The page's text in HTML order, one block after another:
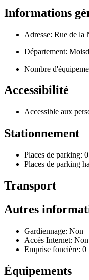
Informations
Adresse: Rue de la
Département:
Nombre
Accessibilité
Accessible aux
Stationnement
Places de parking: 0
Places de parking
Transport
Autres
Gardiennage: Non
Accès Internet: Non
Emprise foncière: 0
Équipements